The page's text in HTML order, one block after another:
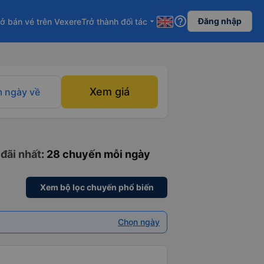
bán vé trên VexereTrở thành đối tác arrow_drop_down help_outline Đăng nhập
ngày về Xem giá
nhất: 28 chuyến mỗi ngày
Xem bộ lọc chuyến phổ biến
Chọn ngày